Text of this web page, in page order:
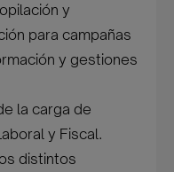
y
para campañas
y gestiones
la carga de
y Fiscal.
distintos